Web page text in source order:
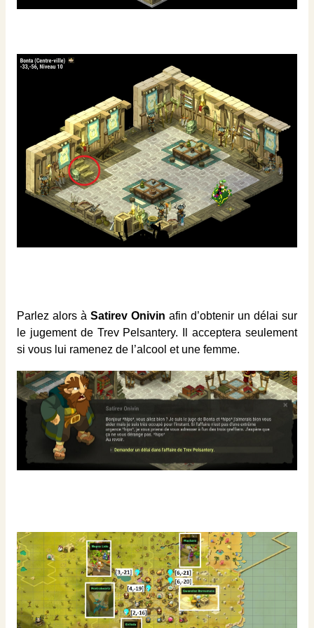
Parlez alors à Satirev Onivin afin d’obtenir un délai sur
le jugement de Trev Pelsantery. Il acceptera seulement
si vous lui ramenez de l’alcool et une femme.